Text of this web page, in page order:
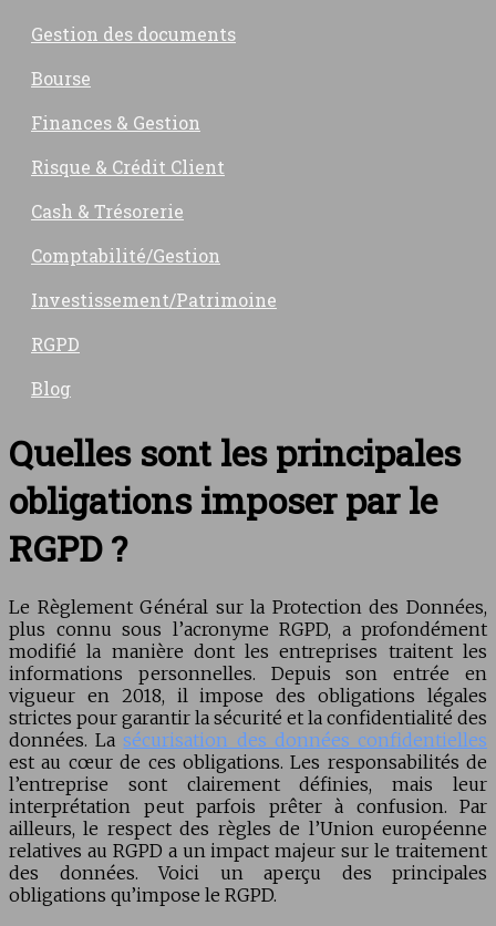
Gestion des documents
Bourse
Finances & Gestion
Risque & Crédit Client
Cash & Trésorerie
Comptabilité/Gestion
Investissement/Patrimoine
RGPD
Blog
Quelles sont les principales
obligations imposer par le
RGPD ?
Le Règlement Général sur la Protection des Données,
plus connu sous l’acronyme RGPD, a profondément
modifié la manière dont les entreprises traitent les
informations personnelles. Depuis son entrée en
vigueur en 2018, il impose des obligations légales
strictes pour garantir la sécurité et la confidentialité des
données. Lasécurisation des données confidentielles
est au cœur de ces obligations. Les responsabilités de
l’entreprise sont clairement définies, mais leur
interprétation peut parfois prêter à confusion. Par
ailleurs, le respect des règles de l’Union européenne
relatives au RGPD a un impact majeur sur le traitement
des données. Voici un aperçu des principales
obligations qu’impose le RGPD.